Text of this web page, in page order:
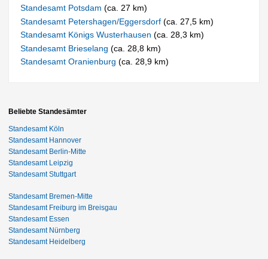
Standesamt Potsdam(ca. 27 km)
Standesamt Petershagen/Eggersdorf(ca. 27,5 km)
Standesamt Königs Wusterhausen(ca. 28,3 km)
Standesamt Brieselang(ca. 28,8 km)
Standesamt Oranienburg(ca. 28,9 km)
Beliebte Standesämter
Standesamt Köln
Standesamt Hannover
Standesamt Berlin-Mitte
Standesamt Leipzig
Standesamt Stuttgart
Standesamt Bremen-Mitte
Standesamt Freiburg im Breisgau
Standesamt Essen
Standesamt Nürnberg
Standesamt Heidelberg